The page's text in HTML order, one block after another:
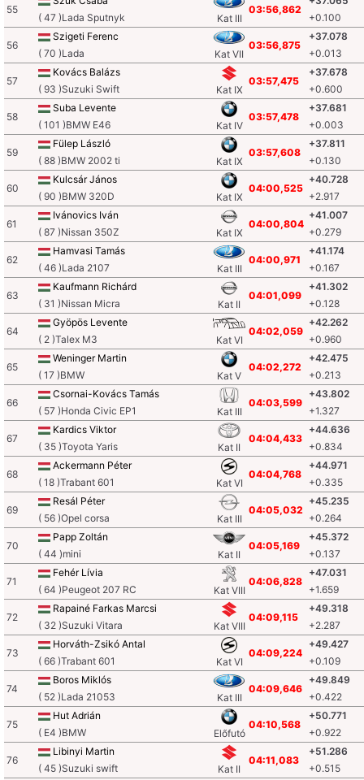
55
( 47 )Lada Sputnyk
Kat III
03:56,862
+0.100
56
Szigeti Ferenc
( 70 )Lada
Kat VII
03:56,875
+37.078
+0.013
57
Kovács Balázs
( 93 )Suzuki Swift
Kat IX
03:57,475
+37.678
+0.600
58
Suba Levente
( 101 )BMW E46
Kat IV
03:57,478
+37.681
+0.003
59
Fülep László
( 88 )BMW 2002 ti
Kat IX
03:57,608
+37.811
+0.130
60
Kulcsár János
( 90 )BMW 320D
Kat IX
04:00,525
+40.728
+2.917
61
Ivánovics Iván
( 87 )Nissan 350Z
Kat IX
04:00,804
+41.007
+0.279
62
Hamvasi Tamás
( 46 )Lada 2107
Kat III
04:00,971
+41.174
+0.167
63
Kaufmann Richárd
( 31 )Nissan Micra
Kat II
04:01,099
+41.302
+0.128
64
Gyöpös Levente
( 2 )Talex M3
Kat VI
04:02,059
+42.262
+0.960
65
Weninger Martin
( 17 )BMW
Kat V
04:02,272
+42.475
+0.213
66
Csornai-Kovács Tamás
( 57 )Honda Civic EP1
Kat III
04:03,599
+43.802
+1.327
67
Kardics Viktor
( 35 )Toyota Yaris
Kat II
04:04,433
+44.636
+0.834
68
Ackermann Péter
( 18 )Trabant 601
Kat VI
04:04,768
+44.971
+0.335
69
Resál Péter
( 56 )Opel corsa
Kat III
04:05,032
+45.235
+0.264
70
Papp Zoltán
( 44 )mini
Kat II
04:05,169
+45.372
+0.137
71
Fehér Lívia
( 64 )Peugeot 207 RC
Kat VIII
04:06,828
+47.031
+1.659
72
Rapainé Farkas Marcsi
( 32 )Suzuki Vitara
Kat VIII
04:09,115
+49.318
+2.287
73
Horváth-Zsikó Antal
( 66 )Trabant 601
Kat VI
04:09,224
+49.427
+0.109
74
Boros Miklós
( 52 )Lada 21053
Kat III
04:09,646
+49.849
+0.422
75
Hut Adrián
( E4 )BMW
Előfutó
04:10,568
+50.771
+0.922
76
Libinyi Martin
( 45 )Suzuki swift
Kat II
04:11,083
+51.286
+0.515